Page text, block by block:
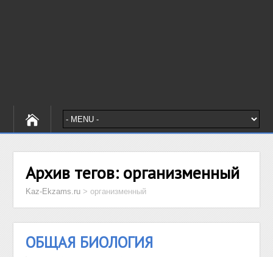
Архив тегов: организменный
Kaz-Ekzams.ru >организменный
ОБЩАЯ БИОЛОГИЯ